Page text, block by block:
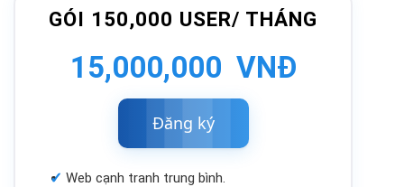
GÓI 150,000 USER/ THÁNG
15,000,000 VNĐ
Đăng ký
Web cạnh tranh trung bình.